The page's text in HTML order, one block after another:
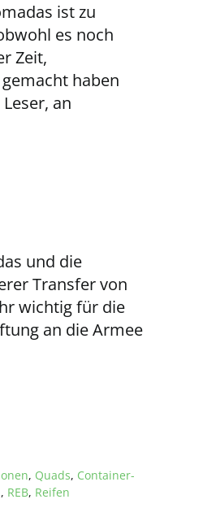
ist zu
es noch
Zeit,
haben
an
und die
Transfer von
wichtig für die
an die Armee
, Quads, Container-
, REB, Reifen